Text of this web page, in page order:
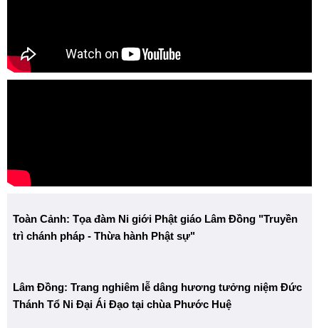
Toàn Cảnh: Tọa đàm Ni giới Phật giáo Lâm Đồng "Truyền
trì chánh pháp - Thừa hành Phật sự"
Lâm Đồng: Trang nghiêm lễ dâng hương tưởng niệm Đức
Thánh Tổ Ni Đại Ái Đạo tại chùa Phước Huệ